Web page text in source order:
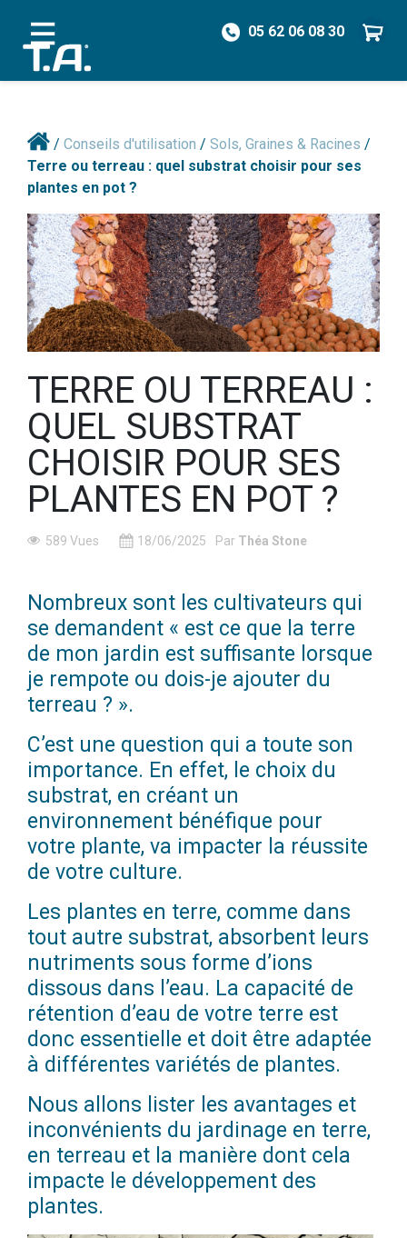
05 62 06 08 30
/ Conseils d'utilisation / Sols, Graines & Racines /
Terre ou terreau : quel substrat choisir pour ses
plantes en pot ?
TERRE OU TERREAU :
QUEL SUBSTRAT
CHOISIR POUR SES
PLANTES EN POT ?
589 Vues 18/06/2025 Par Théa Stone
Nombreux sont les cultivateurs qui
se demandent « est ce que la terre
de mon jardin est suffisante lorsque
je rempote ou dois-je ajouter du
terreau ? ».
C’est une question qui a toute son
importance. En effet, le choix du
substrat, en créant un
environnement bénéfique pour
votre plante, va impacter la réussite
de votre culture.
Les plantes en terre, comme dans
tout autre substrat, absorbent leurs
nutriments sous forme d’ions
dissous dans l’eau. La capacité de
rétention d’eau de votre terre est
donc essentielle et doit être adaptée
à différentes variétés de plantes.
Nous allons lister les avantages et
inconvénients du jardinage en terre,
en terreau et la manière dont cela
impacte le développement des
plantes.